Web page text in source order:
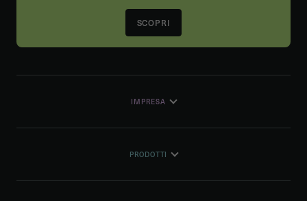
SCOPRI
IMPRESA
PRODOTTI